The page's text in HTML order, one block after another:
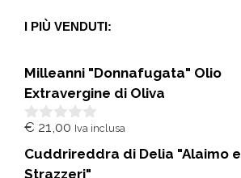
I PIÙ VENDUTI:
Milleanni "Donnafugata" Olio
Extravergine di Oliva
0
u
5
€ 21,00 Iva inclusa
Cuddrireddra di Delia "Alaimo e
Strazzeri"